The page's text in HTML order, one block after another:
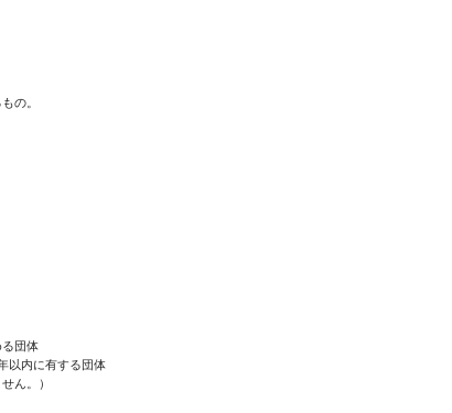
の。
る団体
以内に有する団体
ん。）